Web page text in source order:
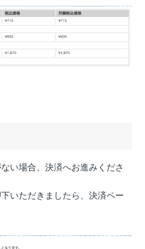
い場合、決済へお進みくださ
いただきましたら、決済ペー